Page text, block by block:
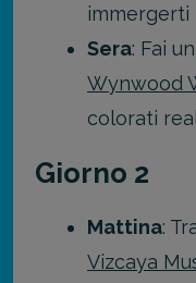
immergerti
Sera: Fai
Wynwood
colorati
Giorno 2
Mattina:
Vizcaya